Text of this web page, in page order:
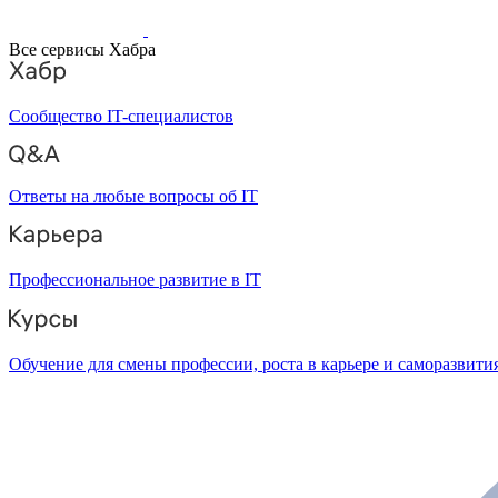
Все сервисы Хабра
Сообщество IT-специалистов
Ответы на любые вопросы об IT
Профессиональное развитие в IT
Обучение для смены профессии, роста в карьере и